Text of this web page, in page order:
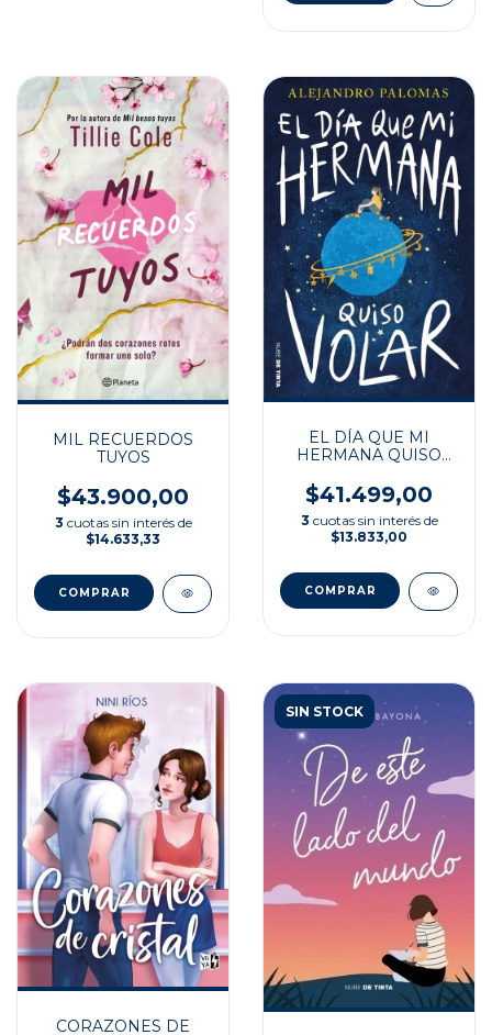
MIL RECUERDOS
TUYOS
$43.900,00
3 cuotas sin interés de
$14.633,33
EL DÍA QUE MI
HERMANA QUISO
$41.499,00
3 cuotas sin interés de
$13.833,00
CORAZONES DE
SIN STOCK